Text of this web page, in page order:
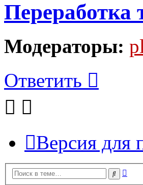
Переработка
Модераторы:
Ответить
Версия для
Поиск